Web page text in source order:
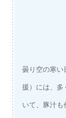
曇り空の寒い
援）には、多
いて、豚汁も